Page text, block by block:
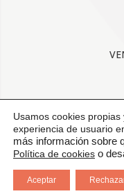
Usamos cookies
experiencia de usuario
más información sobre
Política de cookies o
Aceptar